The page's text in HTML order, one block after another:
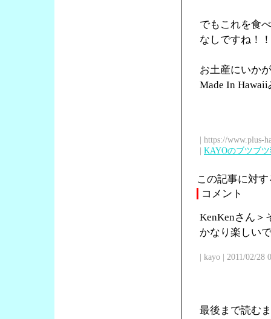
でもこれを食
なしですね！
お土産にいか
Made In
| https://www.plus-
| KAYOのブツブ
この記事に対
コメント
KenKenさん＞
かなり楽しい
| kayo | 2011/02/28
最後まで読む